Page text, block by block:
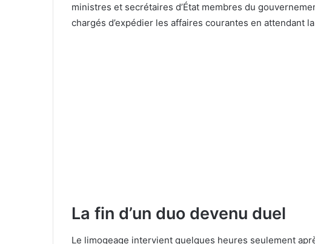
ministres et secrétaires d’État membres du
chargés d’expédier les affaires courantes en attendant
La fin d’un duo devenu duel
Le limogeage intervient quelques heures seulement